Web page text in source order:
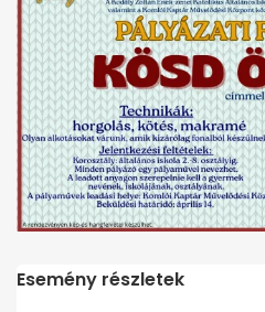
Esemény részletek